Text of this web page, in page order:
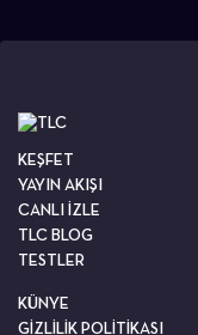
KEŞFET
YAYIN AKIŞI
CANLI İZLE
TLC BLOG
TESTLER
KÜNYE
GİZLİLİK POLİTİKASI